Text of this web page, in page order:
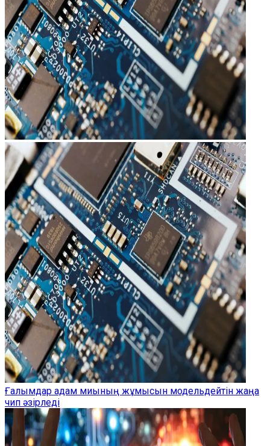
Ғалымдар адам миының жұмысын модельдейтін жаңа
чип әзірледі